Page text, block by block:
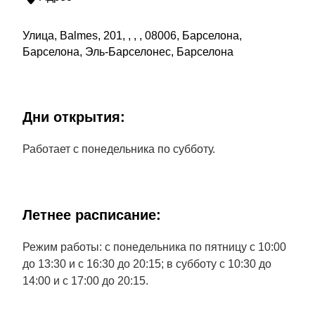
Улица, Balmes, 201, , , , 08006, Барселона,
Барселона, Эль-Барселонес, Барселона
Дни открытия:
Работает с понедельника по субботу.
Летнее расписание:
Режим работы: с понедельника по пятницу с 10:00
до 13:30 и с 16:30 до 20:15; в субботу с 10:30 до
14:00 и с 17:00 до 20:15.